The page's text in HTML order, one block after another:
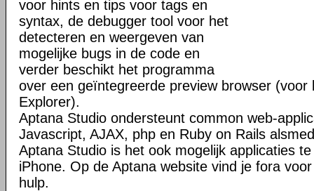
voor hints en tips voor tags en
syntax, de debugger tool voor het
detecteren en weergeven van
mogelijke bugs in de code en
verder beschikt het programma
over een geïntegreerde preview browser (voor
Explorer).
Aptana Studio ondersteunt common web-
Javascript, AJAX, php en Ruby on Rails
Aptana Studio is het ook mogelijk applicaties
iPhone. Op de Aptana website vind je fora
hulp.